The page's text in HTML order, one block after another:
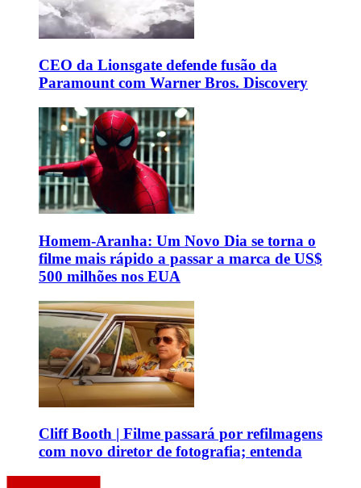
CEO da Lionsgate defende fusão da
Paramount com Warner Bros. Discovery
Homem-Aranha: Um Novo Dia se torna o
filme mais rápido a passar a marca de US$
500 milhões nos EUA
Cliff Booth | Filme passará por refilmagens
com novo diretor de fotografia; entenda